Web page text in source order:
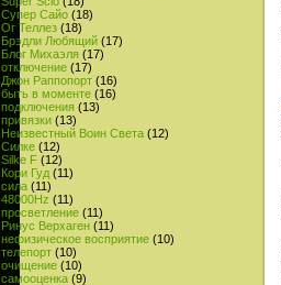
Супер Сайо (18)
Ог Теллез (18)
Брэдли Любящий (17)
Блог Михаэля (17)
отключение (17)
Джон Раппопорт (16)
быть в моменте (16)
подключения (13)
привязки (13)
Неизвестный Воин Света (12)
Силке (12)
Silke F (12)
Кори Гуд (11)
сила (11)
48000Hz (11)
просветление (11)
Ринус Верхаген (11)
нефизическое восприятие (10)
телепорт (10)
очищение (10)
самооценка (9)